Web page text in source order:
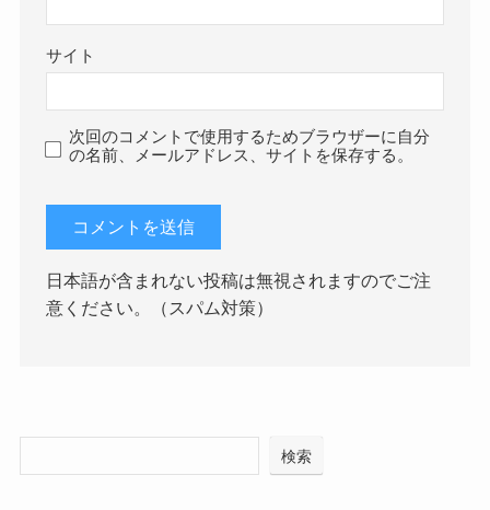
サイト
次回のコメントで使用するためブラウザーに自分
の名前、メールアドレス、サイトを保存する。
日本語が含まれない投稿は無視されますのでご注
意ください。（スパム対策）
検索